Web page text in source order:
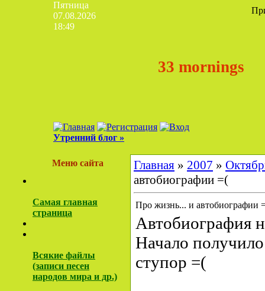
Пятница
07.08.2026
18:49
33 mornings
Утренний блог »
Меню сайта
Самая главная
страница
Всякие файлы
(записи песен
народов мира и др.)
Главная » 2007 »
автобиографии =(
Про жизнь... и автобиографии
Автобиография
Начало
ступор =(